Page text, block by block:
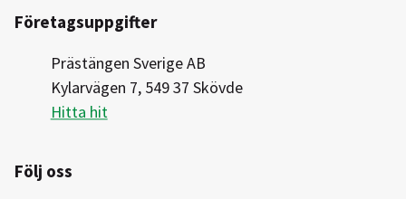
Företagsuppgifter
Prästängen Sverige AB
Kylarvägen 7, 549 37 Skövde
Hitta hit
Följ oss